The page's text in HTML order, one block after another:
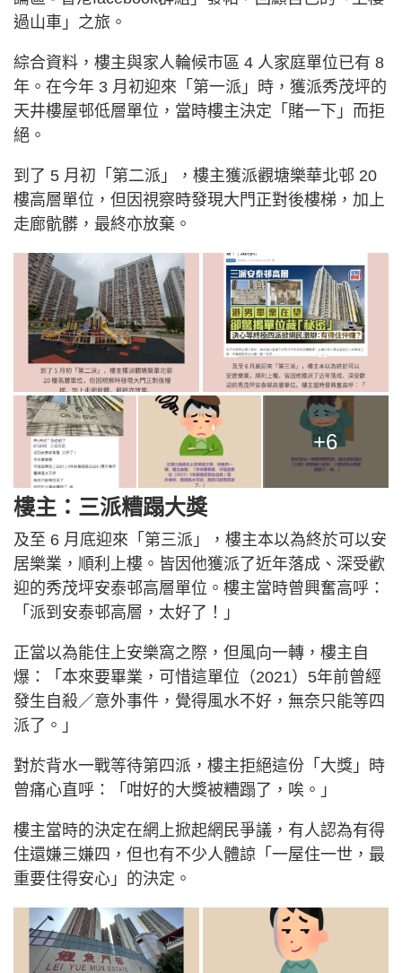
過山車」之旅。
綜合資料，樓主與家人輪候市區 4 人家庭單位已有 8
年。在今年 3 月初迎來「第一派」時，獲派秀茂坪的
天井樓屋邨低層單位，當時樓主決定「賭一下」而拒
絕。
到了 5 月初「第二派」，樓主獲派觀塘樂華北邨 20
樓高層單位，但因視察時發現大門正對後樓梯，加上
走廊骯髒，最終亦放棄。
+6
樓主：三派糟蹋大獎
及至 6 月底迎來「第三派」，樓主本以為終於可以安
居樂業，順利上樓。皆因他獲派了近年落成、深受歡
迎的秀茂坪安泰邨高層單位。樓主當時曾興奮高呼：
「派到安泰邨高層，太好了！」
正當以為能住上安樂窩之際，但風向一轉，樓主自
爆：「本來要畢業，可惜這單位（2021）5年前曾經
發生自殺／意外事件，覺得風水不好，無奈只能等四
派了。」
對於背水一戰等待第四派，樓主拒絕這份「大獎」時
曾痛心直呼：「咁好的大獎被糟蹋了，唉。」
樓主當時的決定在網上掀起網民爭議，有人認為有得
住還嫌三嫌四，但也有不少人體諒「一屋住一世，最
重要住得安心」的決定。